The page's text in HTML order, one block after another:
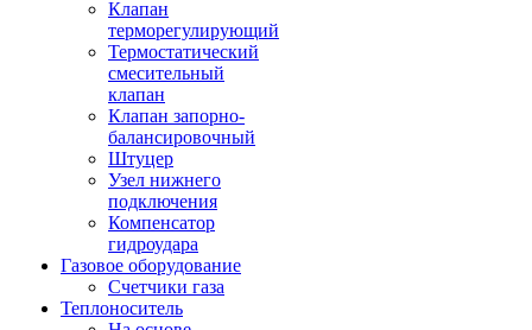
Клапан
терморегулирующий
Термостатический
смесительный
клапан
Клапан запорно-
балансировочный
Штуцер
Узел нижнего
подключения
Компенсатор
гидроудара
Газовое оборудование
Счетчики газа
Теплоноситель